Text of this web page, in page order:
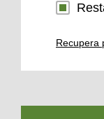
Recupera